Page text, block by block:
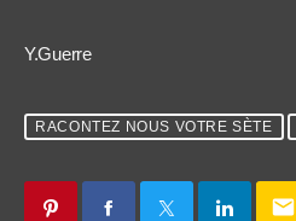
Y.Guerre
RACONTEZ NOUS VOTRE SÈTE
email